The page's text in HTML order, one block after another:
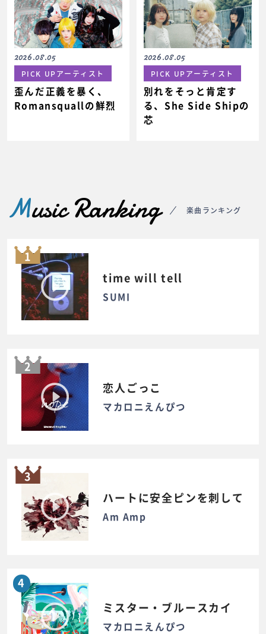
2026.08.05
PICK UPアーティスト
歪んだ正義を暴く、
Romansquallの鮮烈
2026.08.05
PICK UPアーティスト
別れをそっと肯定す
る、She Side Shipの
芯
Music Ranking 楽曲ランキング
1
time will tell
SUMI
2
恋人ごっこ
マカロニえんぴつ
3
ハートに安全ピンを刺して
Am Amp
4
ミスター・ブルースカイ
マカロニえんぴつ